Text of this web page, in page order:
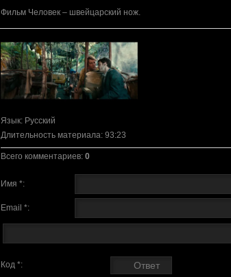
Фильм Человек – швейцарский нож.
Язык: Русский
Длительность материала: 93:23
Всего комментариев: 0
Имя *:
Email *:
Код *: